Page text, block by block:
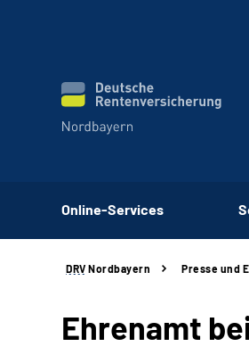
Online-Services
DRV Nordbayern Presse und
Ehrenamt